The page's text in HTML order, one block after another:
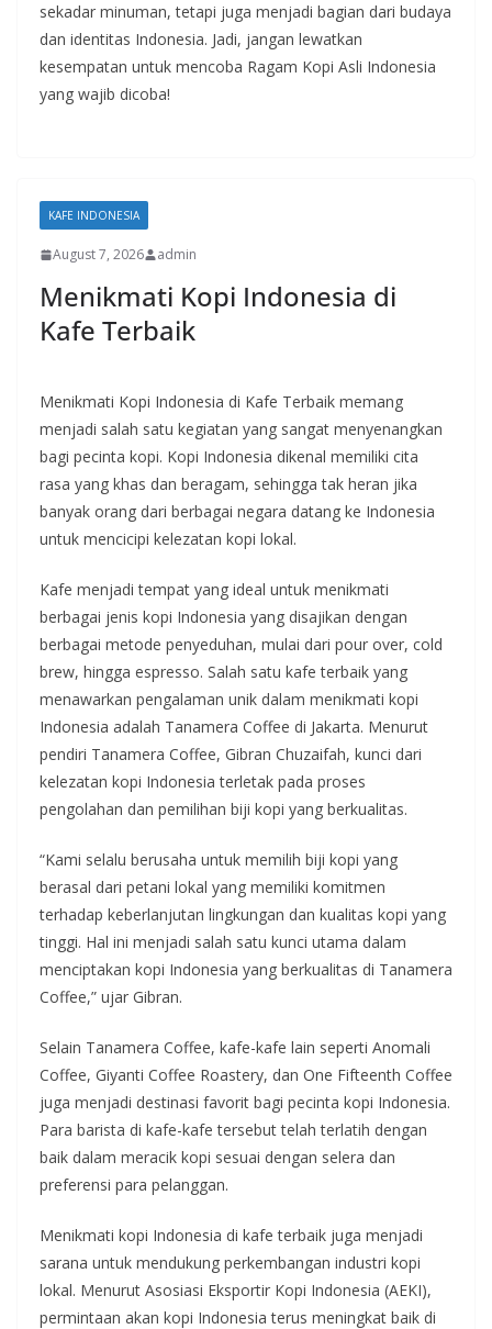
sekadar minuman, tetapi juga menjadi bagian dari budaya
dan identitas Indonesia. Jadi, jangan lewatkan
kesempatan untuk mencoba Ragam Kopi Asli Indonesia
yang wajib dicoba!
KAFE INDONESIA
August 7, 2026 admin
Menikmati Kopi Indonesia di
Kafe Terbaik
Menikmati Kopi Indonesia di Kafe Terbaik memang
menjadi salah satu kegiatan yang sangat menyenangkan
bagi pecinta kopi. Kopi Indonesia dikenal memiliki cita
rasa yang khas dan beragam, sehingga tak heran jika
banyak orang dari berbagai negara datang ke Indonesia
untuk mencicipi kelezatan kopi lokal.
Kafe menjadi tempat yang ideal untuk menikmati
berbagai jenis kopi Indonesia yang disajikan dengan
berbagai metode penyeduhan, mulai dari pour over, cold
brew, hingga espresso. Salah satu kafe terbaik yang
menawarkan pengalaman unik dalam menikmati kopi
Indonesia adalah Tanamera Coffee di Jakarta. Menurut
pendiri Tanamera Coffee, Gibran Chuzaifah, kunci dari
kelezatan kopi Indonesia terletak pada proses
pengolahan dan pemilihan biji kopi yang berkualitas.
“Kami selalu berusaha untuk memilih biji kopi yang
berasal dari petani lokal yang memiliki komitmen
terhadap keberlanjutan lingkungan dan kualitas kopi yang
tinggi. Hal ini menjadi salah satu kunci utama dalam
menciptakan kopi Indonesia yang berkualitas di Tanamera
Coffee,” ujar Gibran.
Selain Tanamera Coffee, kafe-kafe lain seperti Anomali
Coffee, Giyanti Coffee Roastery, dan One Fifteenth Coffee
juga menjadi destinasi favorit bagi pecinta kopi Indonesia.
Para barista di kafe-kafe tersebut telah terlatih dengan
baik dalam meracik kopi sesuai dengan selera dan
preferensi para pelanggan.
Menikmati kopi Indonesia di kafe terbaik juga menjadi
sarana untuk mendukung perkembangan industri kopi
lokal. Menurut Asosiasi Eksportir Kopi Indonesia (AEKI),
permintaan akan kopi Indonesia terus meningkat baik di